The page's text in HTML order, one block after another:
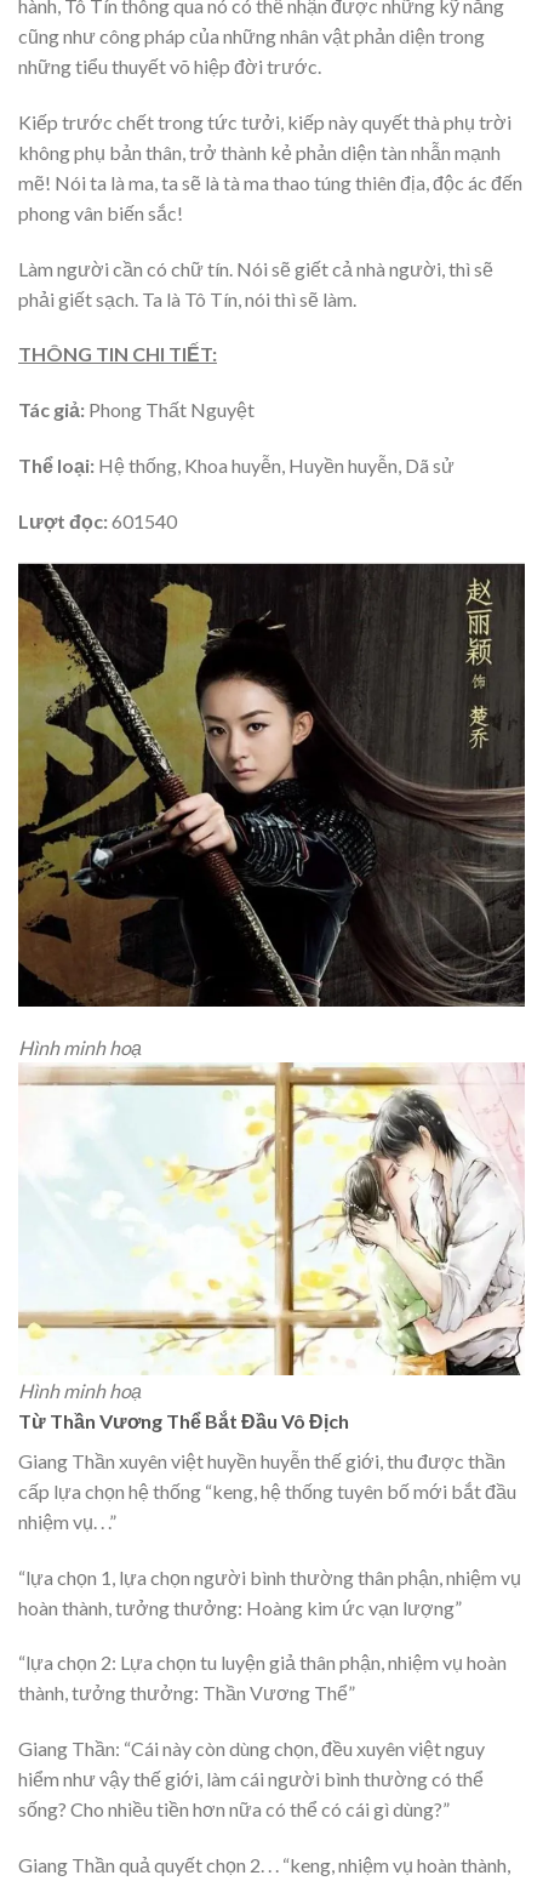
hành, Tô Tín thông qua nó có thể nhận được những kỹ năng
cũng như công pháp của những nhân vật phản diện trong
những tiểu thuyết võ hiệp đời trước.
Kiếp trước chết trong tức tưởi, kiếp này quyết thà phụ trời
không phụ bản thân, trở thành kẻ phản diện tàn nhẫn mạnh
mẽ! Nói ta là ma, ta sẽ là tà ma thao túng thiên địa, độc ác đến
phong vân biến sắc!
Làm người cần có chữ tín. Nói sẽ giết cả nhà người, thì sẽ
phải giết sạch. Ta là Tô Tín, nói thì sẽ làm.
THÔNG TIN CHI TIẾT:
Tác giả: Phong Thất Nguyệt
Thể loại: Hệ thống, Khoa huyễn, Huyền huyễn, Dã sử
Lượt đọc:601540
Hình minh hoạ
Hình minh hoạ
Từ Thần Vương Thể Bắt Đầu Vô Địch
Giang Thần xuyên việt huyền huyễn thế giới, thu được thần
cấp lựa chọn hệ thống “keng, hệ thống tuyên bố mới bắt đầu
nhiệm vụ. . .”
“lựa chọn 1, lựa chọn người bình thường thân phận, nhiệm vụ
hoàn thành, tưởng thưởng: Hoàng kim ức vạn lượng”
“lựa chọn 2: Lựa chọn tu luyện giả thân phận, nhiệm vụ hoàn
thành, tưởng thưởng: Thần Vương Thể”
Giang Thần: “Cái này còn dùng chọn, đều xuyên việt nguy
hiểm như vậy thế giới, làm cái người bình thường có thể
sống? Cho nhiều tiền hơn nữa có thể có cái gì dùng?”
Giang Thần quả quyết chọn 2. . . “keng, nhiệm vụ hoàn thành,